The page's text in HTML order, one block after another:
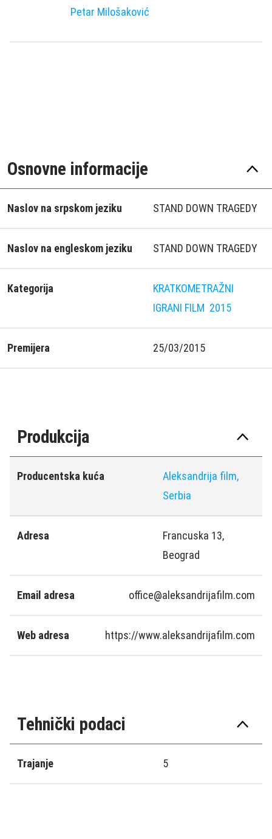
Petar Milošaković
Osnovne informacije
Naslov na srpskom jeziku STAND DOWN TRAGEDY
Naslov na engleskom jeziku STAND DOWN TRAGEDY
Kategorija
KRATKOMETRAŽNI
IGRANI FILM 2015
Premijera 25/03/2015
Produkcija
Producentska kuća
Aleksandrija film,
Serbia
Adresa
Francuska 13,
Beograd
Email adresa office@aleksandrijafilm.com
Web adresa https://www.aleksandrijafilm.com
Tehnički podaci
Trajanje 5